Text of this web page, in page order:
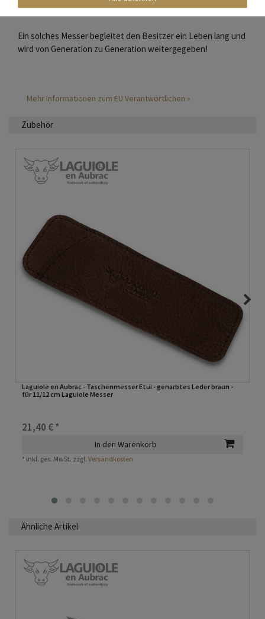
zumeist eine Verzierung in Form einer Biene oder Fliege.
Ein solches Messer begleitet den Besitzer ein Leben lang und
wird von Generation zu Generation weitergegeben!
Mehr Informationen zum EU Verantwortlichen »
Zubehör
Laguiole en Aubrac - Taschenmesser Etui - genarbtes Leder braun -
für 11/12 cm Laguiole Messer
21,40 € *
In den Warenkorb
* inkl. ges. MwSt. zzgl.Versandkosten
Ähnliche Artikel